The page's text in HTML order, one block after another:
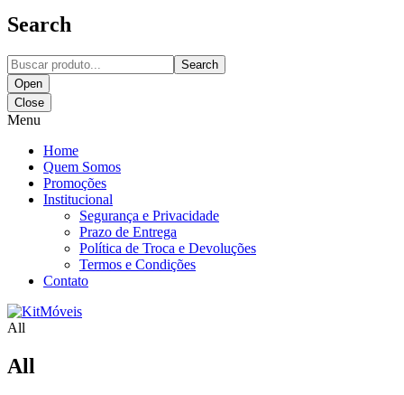
Search
Search
Open
Close
Menu
Home
Quem Somos
Promoções
Institucional
Segurança e Privacidade
Prazo de Entrega
Política de Troca e Devoluções
Termos e Condições
Contato
All
All